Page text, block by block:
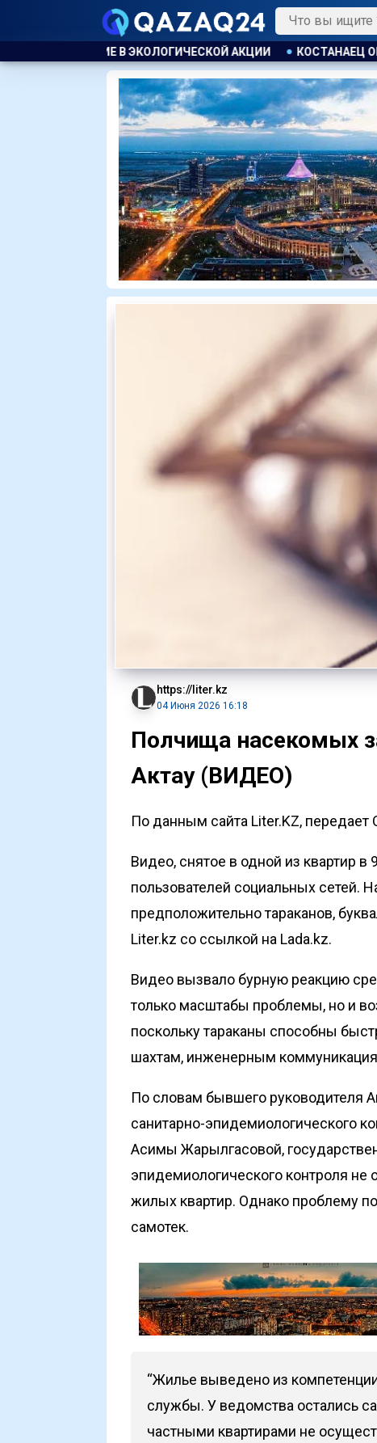
АКЦИИ КОСТАНАЕЦ ОРГАНИЗОВАЛ
https://liter.kz
04 Июня 2026 16:18
Полчища насекомых
Актау (ВИДЕО)
По данным сайта Liter.KZ, передает
Видео, снятое в одной из квартир
пользователей социальных сетей.
предположительно тараканов,
Liter.kz со ссылкой на Lada.kz.
Видео вызвало бурную реакцию
только масштабы проблемы, но и
поскольку тараканы способны
шахтам, инженерным
По словам бывшего руководителя
санитарно-эпидемиологического
Асимы Жарылгасовой,
эпидемиологического контроля
жилых квартир. Однако проблему
самотек.
“Жилье выведено из
службы. У ведомства остались
частными квартирами не